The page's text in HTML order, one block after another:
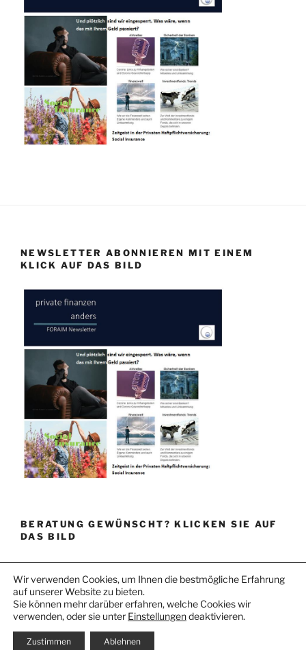
NEWSLETTER ABONNIEREN MIT EINEM
KLICK AUF DAS BILD
BERATUNG GEWÜNSCHT? KLICKEN SIE AUF
DAS BILD
DATENSCHUTZ Stolz präsentiert von WordPress
Wir verwenden Cookies, um Ihnen die bestmögliche Erfahrung
auf unserer Website zu bieten.
Sie können mehr darüber erfahren, welche Cookies wir
verwenden, oder sie unter Einstellungendeaktivieren.
Zustimmen Ablehnen